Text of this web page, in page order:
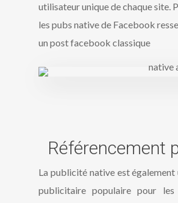
utilisateur unique de chaque site.
les pubs native de Facebook
un post facebook classique
Référencement
La publicité native est également
publicitaire populaire pour